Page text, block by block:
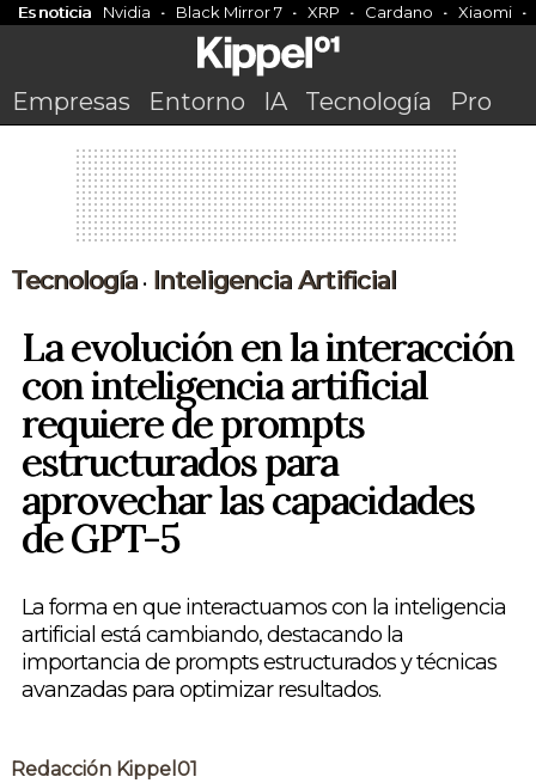
Es noticia Nvidia Black Mirror 7 XRP Cardano Xiaomi
Empresas Entorno IA Tecnología Pro
Tecnología• Inteligencia Artificial
La evolución en la interacción
con inteligencia artificial
requiere de prompts
estructurados para
aprovechar las capacidades
de GPT-5
La forma en que interactuamos con la inteligencia
artificial está cambiando, destacando la
importancia de prompts estructurados y técnicas
avanzadas para optimizar resultados.
Redacción Kippel01